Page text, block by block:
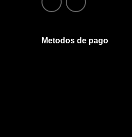
Metodos de pago